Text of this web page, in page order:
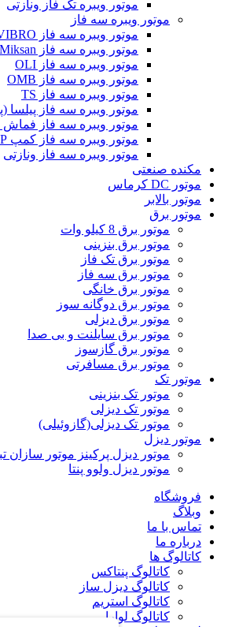
موتور ویبره تک فاز ونازتی
موتور ویبره سه فاز
موتور ویبره سه فاز AVIBRO
موتور ویبره سه فاز Miksan
موتور ویبره سه فاز OLI
موتور ویبره سه فاز OMB
موتور ویبره سه فاز TS
موتور ویبره سه فاز پیلسا
موتور ویبره سه فاز فماش Femash
موتور ویبره سه فاز کمپ KEMP
موتور ویبره سه فاز ونازتی
مکنده صنعتی
موتور DC کرماس
موتور بالابر
موتور برق
موتور برق 8 کیلو وات
موتور برق بنزینی
موتور برق تک فاز
موتور برق سه فاز
موتور برق خانگی
موتور برق دوگانه سوز
موتور برق دیزلی
موتور برق سایلنت و بی صدا
موتور برق گازسوز
موتور برق مسافرتی
موتور تک
موتور تک بنزینی
موتور تک دیزلی
موتور تک دیزلی(گازوئیلی)
موتور دیزل
موتور دیزل پرکینز موتور سازان
موتور دیزل ولوو پنتا
فروشگاه
وبلاگ
تماس با ما
درباره ما
کاتالوگ ها
کاتالوگ پنتاکس
کاتالوگ دیزل ساز
کاتالوگ استریم
کاتالوگ لوارا